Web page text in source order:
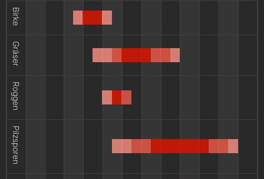
Birke
Gräser
Roggen
Pilzsporen